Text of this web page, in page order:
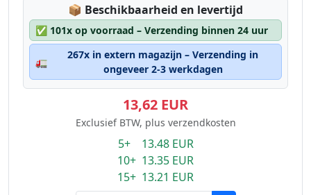
📦 Lagerstatus:
Beschikbaarheid en levertijd
✅ 101x op voorraad – Verzending binnen 24 uur
🚛
267x in extern magazijn – Verzending in
ongeveer 2-3 werkdagen
13,62 EUR
Exclusief BTW, plus verzendkosten
5+ 13.48 EUR
10+ 13.35 EUR
15+ 13.21 EUR